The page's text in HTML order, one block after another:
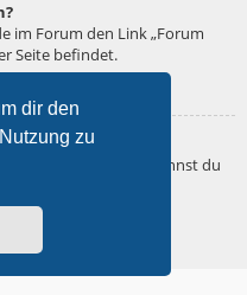
dir den
zu
im Forum den Link „Forum
Seite befindet.
möchtest, so kannst du